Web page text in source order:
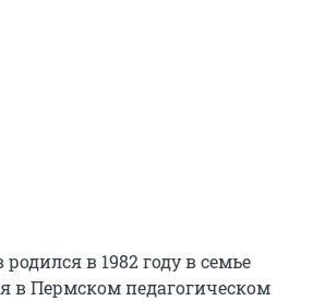
в 1982 году в семье
в Пермском педагогическом